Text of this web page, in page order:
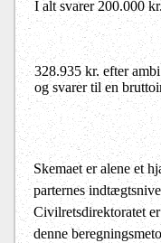
I alt svarer 200.000
328.935 kr. efter
og svarer til en
Skemaet er alene et
parternes
Civilretsdirektoratet
denne